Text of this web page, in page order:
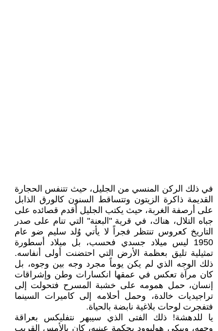
في ذلك الركن المنسي من الجليل، حيث تتنفس الحجارة
القديمة ذاكرة الزيتون وتتساقط السنون كالورق الذابل
على أرصفة الغربة، حيث يكتب الجليل أقدم قصائده على
جباه التلال، هناك، في قرية "البعنة" التي تنام على صدر
التاريخ كعروس تنتظر فجراً لا يأتي وُلد سليم ضو عام
1950 ليس ميلاد جسدي فحسب، بل ميلاد أسطورة
تمثيلية تليق بعظمة الأرض التي احتضنت أولى أنفاسه.
ذلك الوجه الذي لم يكن يوماً مجرد وجه بين وجوه، بل
كان مرآة تعكس في عمقها انكسارات وطن وإشراقات
إنسان، حمل همومه على خشبة المسرح فتحولت إلى
تراجيديات خالدة، وحمل أحلامه إلى كاميرات السينما
فتفجرت لوحات بلاغية نابضة بالحياة.
يا للدهشة! ذلك الفتى الذي سيبهر نتفليكس بعراقة
وجهه، ويبكي هوليوود بحكمة عينيه، كان بالأمس القريب